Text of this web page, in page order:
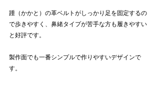
踵（かかと）の革ベルトがしっかり足を固定するの
で歩きやすく、鼻緒タイプが苦手な方も履きやすい
と好評です。
製作面でも一番シンプルで作りやすいデザインで
す。